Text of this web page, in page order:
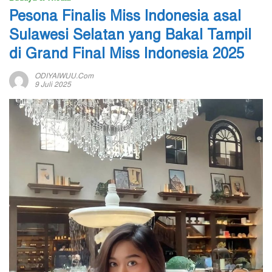
Pesona Finalis Miss Indonesia asal
Sulawesi Selatan yang Bakal Tampil
di Grand Final Miss Indonesia 2025
ODIYAIWUU.com
9 Juli 2025